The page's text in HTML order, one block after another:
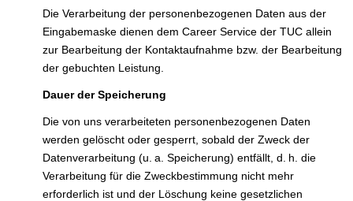
Die Verarbeitung der personenbezogenen Daten aus der
Eingabemaske dienen dem Career Service der TUC allein
zur Bearbeitung der Kontaktaufnahme bzw. der Bearbeitung
der gebuchten Leistung.
Dauer der Speicherung
Die von uns verarbeiteten personenbezogenen Daten
werden gelöscht oder gesperrt, sobald der Zweck der
Datenverarbeitung (u. a. Speicherung) entfällt, d. h. die
Verarbeitung für die Zweckbestimmung nicht mehr
erforderlich ist und der Löschung keine gesetzlichen